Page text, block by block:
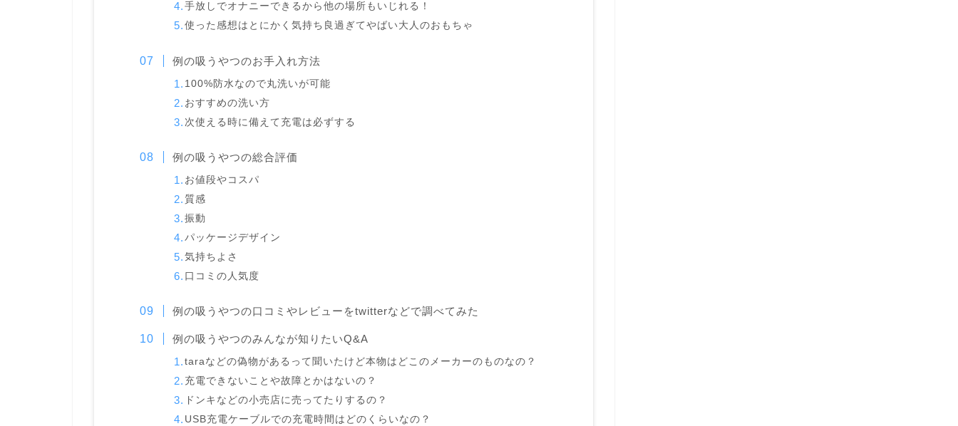
手放しでオナニーできるから他の場所もいじれる！
使った感想はとにかく気持ち良過ぎてやばい大人のおもちゃ
例の吸うやつのお手入れ方法
100%防水なので丸洗いが可能
おすすめの洗い方
次使える時に備えて充電は必ずする
例の吸うやつの総合評価
お値段やコスパ
質感
振動
パッケージデザイン
気持ちよさ
口コミの人気度
例の吸うやつの口コミやレビューをtwitterなどで調べてみた
例の吸うやつのみんなが知りたいQ&A
taraなどの偽物があるって聞いたけど本物はどこのメーカーのものなの？
充電できないことや故障とかはないの？
ドンキなどの小売店に売ってたりするの？
USB充電ケーブルでの充電時間はどのくらいなの？